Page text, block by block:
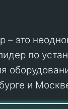
– это
по
и